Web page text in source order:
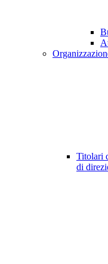
Titolari
di